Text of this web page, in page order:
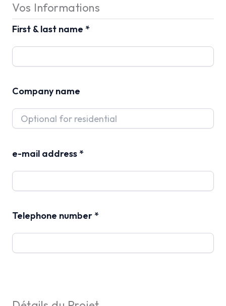
Vos Informations
First & last name *
Company name
e-mail address *
Telephone number *